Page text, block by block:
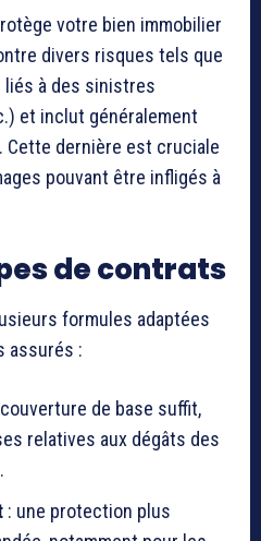
votre bien immobilier
divers risques tels que
liés à des sinistres
et inclut généralement
Cette dernière est cruciale
pouvant être infligés à
de contrats
formules adaptées
assurés :
de base suffit,
relatives aux dégâts des
: une protection plus